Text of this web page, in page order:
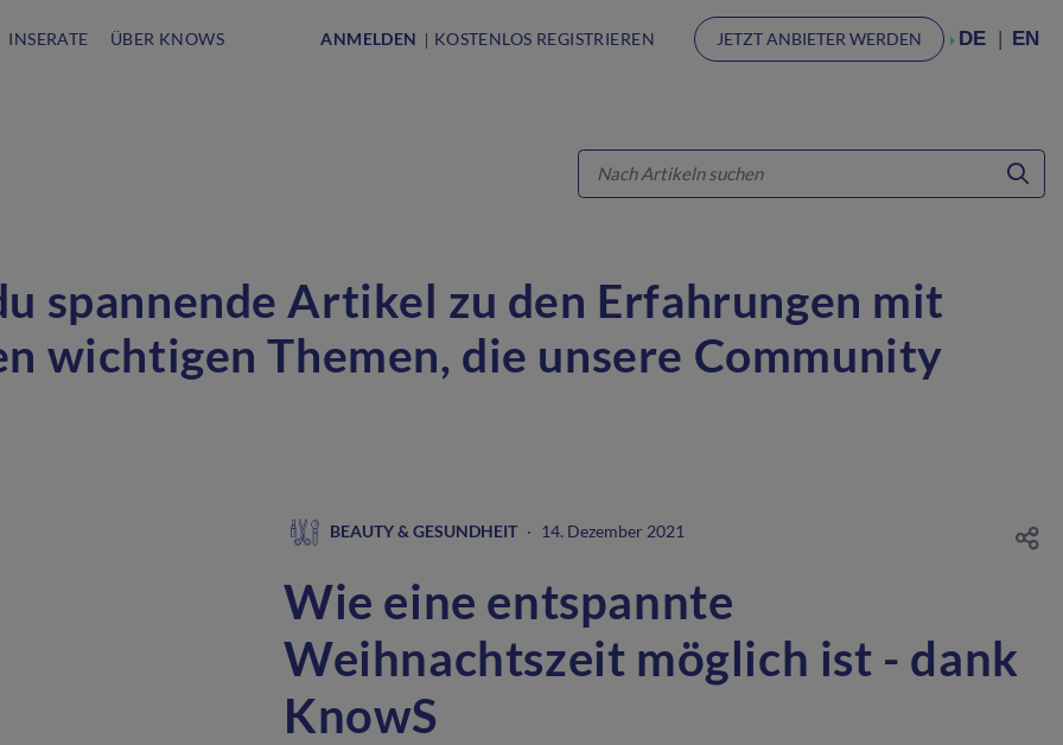
INSERATE ÜBER KNOWS ANMELDEN KOSTENLOS REGISTRIEREN JETZT ANBIETER WERDEN DE EN
spannende Artikel zu den Erfahrungen mit
wichtigen Themen, die unsere Community
BEAUTY & GESUNDHEIT · 14. Dezember 2021
Wie eine entspannte
Weihnachtszeit möglich ist - dank
KnowS